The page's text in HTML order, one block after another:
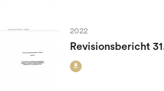
2022
Revisionsbericht
